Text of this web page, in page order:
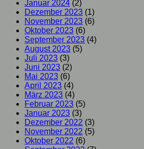
Januar 2024 (2)
Dezember 2023 (1)
November 2023 (6)
Oktober 2023 (6)
September 2023 (4)
August 2023 (5)
Juli 2023 (3)
Juni 2023 (2)
Mai 2023 (6)
April 2023 (4)
März 2023 (4)
Februar 2023 (5)
Januar 2023 (3)
Dezember 2022 (3)
November 2022 (5)
Oktober 2022 (6)